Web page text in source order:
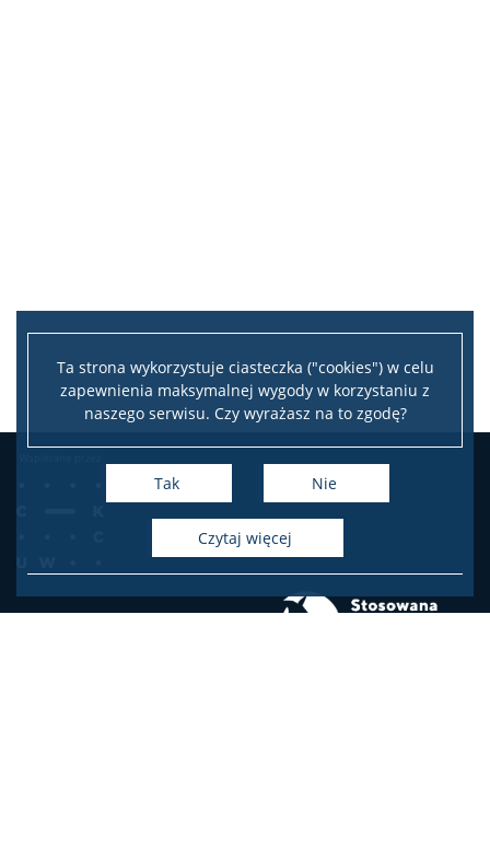
Ta strona wykorzystuje ciasteczka ("cookies") w celu
zapewnienia maksymalnej wygody w korzystaniu z
naszego serwisu. Czy wyrażasz na to zgodę?
Tak Nie
czytaj więcej